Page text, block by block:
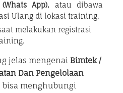
App), atau dibawa
Ulang di lokasi training.
melakukan registrasi
jelas mengenai Bimtek /
Dan Pengelolaan
bisa menghubungi